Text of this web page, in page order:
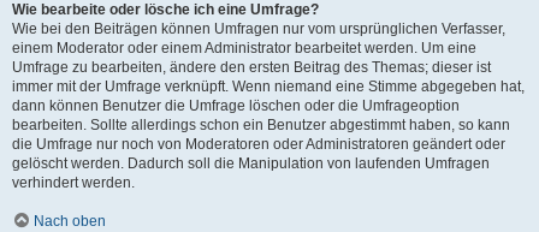
Wie bearbeite oder lösche ich eine Umfrage?
Wie bei den Beiträgen können Umfragen nur vom ursprünglichen Verfasser,
einem Moderator oder einem Administrator bearbeitet werden. Um eine
Umfrage zu bearbeiten, ändere den ersten Beitrag des Themas; dieser ist
immer mit der Umfrage verknüpft. Wenn niemand eine Stimme abgegeben hat,
dann können Benutzer die Umfrage löschen oder die Umfrageoption
bearbeiten. Sollte allerdings schon ein Benutzer abgestimmt haben, so kann
die Umfrage nur noch von Moderatoren oder Administratoren geändert oder
gelöscht werden. Dadurch soll die Manipulation von laufenden Umfragen
verhindert werden.
Nach oben